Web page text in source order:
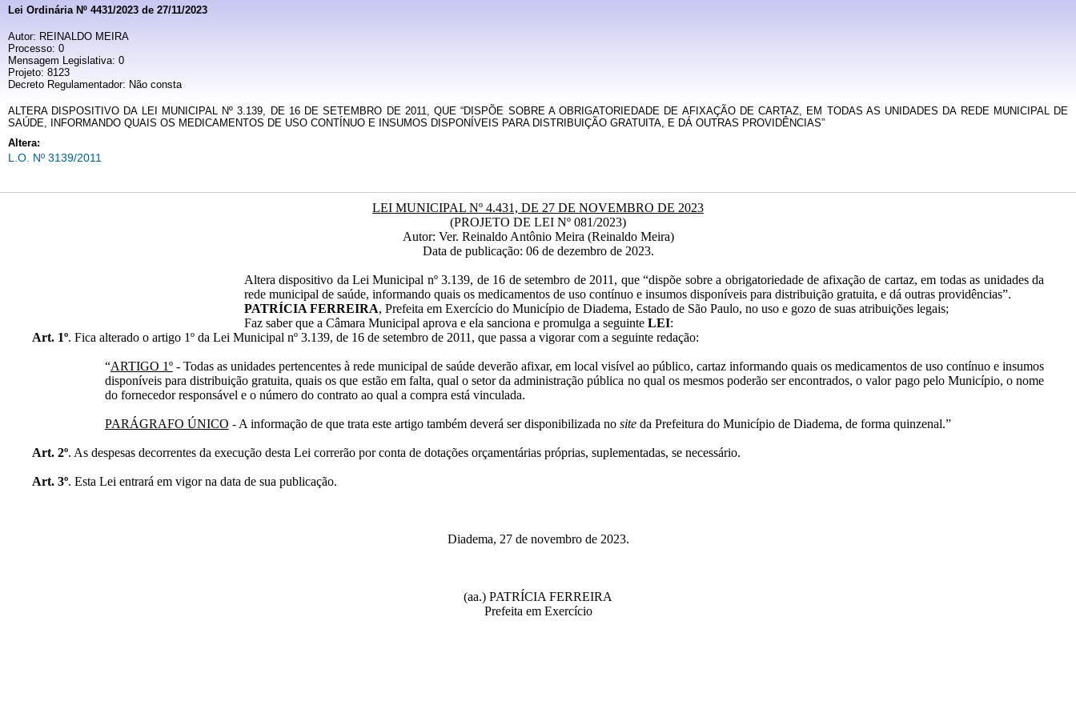
Lei Ordinária Nº 4431/2023 de 27/11/2023
Autor: REINALDO MEIRA
Processo: 0
Mensagem Legislativa: 0
Projeto: 8123
Decreto Regulamentador: Não consta
ALTERA DISPOSITIVO DA LEI MUNICIPAL Nº 3.139, DE 16 DE SETEMBRO DE 2011, QUE “DISPÕE SOBRE A OBRIGATORIEDADE DE AFIXAÇÃO DE CARTAZ, EM TODAS AS UNIDADES DA REDE MUNICIPAL DE
SAÚDE, INFORMANDO QUAIS OS MEDICAMENTOS DE USO CONTÍNUO E INSUMOS DISPONÍVEIS PARA DISTRIBUIÇÃO GRATUITA, E DÁ OUTRAS PROVIDÊNCIAS”
Altera:
L.O. Nº 3139/2011
LEI MUNICIPAL Nº 4.431, DE 27 DE NOVEMBRO DE 2023
(PROJETO DE LEI Nº 081/2023)
Autor: Ver. Reinaldo Antônio Meira (Reinaldo Meira)
Data de publicação: 06 de dezembro de 2023.
Altera dispositivo da Lei Municipal nº 3.139, de 16 de setembro de 2011, que “dispõe sobre a obrigatoriedade de afixação de cartaz, em todas as unidades da
rede municipal de saúde, informando quais os medicamentos de uso contínuo e insumos disponíveis para distribuição gratuita, e dá outras providências”.
PATRÍCIA FERREIRA, Prefeita em Exercício do Município de Diadema, Estado de São Paulo, no uso e gozo de suas atribuições legais;
Faz saber que a Câmara Municipal aprova e ela sanciona e promulga a seguinte LEI:
Art. 1º. Fica alterado o artigo 1º da Lei Municipal nº 3.139, de 16 de setembro de 2011, que passa a vigorar com a seguinte redação:
“ARTIGO 1º- Todas as unidades pertencentes à rede municipal de saúde deverão afixar, em local visível ao público, cartaz informando quais os medicamentos de uso contínuo e insumos
disponíveis para distribuição gratuita, quais os que estão em falta, qual o setor da administração pública no qual os mesmos poderão ser encontrados, o valor pago pelo Município, o nome
do fornecedor responsável e o número do contrato ao qual a compra está vinculada.
PARÁGRAFO ÚNICO - A informação de que trata este artigo também deverá ser disponibilizada no siteda Prefeitura do Município de Diadema, de forma quinzenal.”
Art. 2º. As despesas decorrentes da execução desta Lei correrão por conta de dotações orçamentárias próprias, suplementadas, se necessário.
Art. 3º. Esta Lei entrará em vigor na data de sua publicação.
Diadema, 27 de novembro de 2023.
(aa.) PATRÍCIA FERREIRA
Prefeita em Exercício